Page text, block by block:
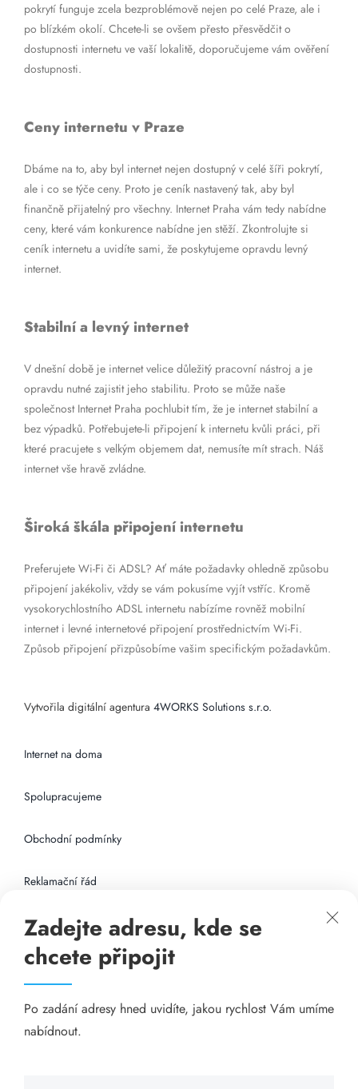
pokrytí funguje zcela bezproblémově nejen po celé Praze, ale i
po blízkém okolí. Chcete-li se ovšem přesto přesvědčit o
dostupnosti internetu ve vaší lokalitě, doporučujeme vám ověření
dostupnosti.
Ceny internetu v Praze
Dbáme na to, aby byl internet nejen dostupný v celé šíři pokrytí,
ale i co se týče ceny. Proto je ceník nastavený tak, aby byl
finančně přijatelný pro všechny. Internet Praha vám tedy nabídne
ceny, které vám konkurence nabídne jen stěží. Zkontrolujte si
ceník internetu a uvidíte sami, že poskytujeme opravdu levný
internet.
Stabilní a levný internet
V dnešní době je internet velice důležitý pracovní nástroj a je
opravdu nutné zajistit jeho stabilitu. Proto se může naše
společnost Internet Praha pochlubit tím, že je internet stabilní a
bez výpadků. Potřebujete-li připojení k internetu kvůli práci, při
které pracujete s velkým objemem dat, nemusíte mít strach. Náš
internet vše hravě zvládne.
Široká škála připojení internetu
Preferujete Wi-Fi či ADSL? Ať máte požadavky ohledně způsobu
připojení jakékoliv, vždy se vám pokusíme vyjít vstříc. Kromě
vysokorychlostního ADSL internetu nabízíme rovněž mobilní
internet i levné internetové připojení prostřednictvím Wi-Fi.
Způsob připojení přizpůsobíme vašim specifickým požadavkům.
Vytvořila digitální agentura 4WORKS Solutions s.r.o.
Internet na doma
Spolupracujeme
Obchodní podmínky
Reklamační řád
Připojení k internetu
Odkazy
Katalog A-seznam.cz
Zadejte adresu, kde se
chcete připojit
Po zadání adresy hned uvidíte, jakou rychlost Vám umíme
nabídnout.